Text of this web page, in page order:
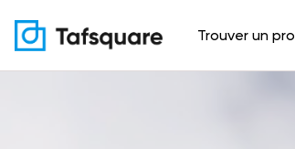
Trouver un pro